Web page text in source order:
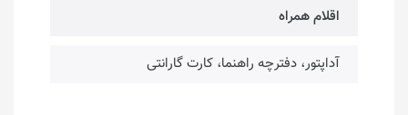
اقلام همراه
آداپتور، دفترچه راهنما، کارت گارانتی